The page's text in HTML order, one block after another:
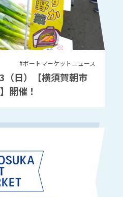
#ポートマーケットニュース
日）【横須賀朝市
開催！